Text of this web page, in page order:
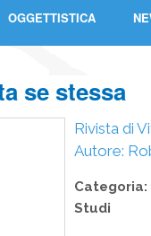
OGGETTISTICA
se stessa
Rivista di
Autore:
Categoria:
Studi